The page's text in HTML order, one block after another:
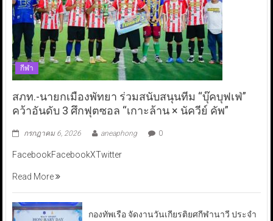
กีฬา
สภท.-นายกเมืองพัทยา ร่วมสนับสนุนทีม “บุ๊คบุฟเฟ่”
คว้าอันดับ 3 ศึกฟุตซอล “เกาะล้าน × นัควีย์ คัพ”
กรกฎาคม 6, 2026 aneaphong 0
FacebookFacebookXTwitter
Read More
กองทัพเรือ จัดงานวันเกียรติยศกีฬานาวี ประจำ